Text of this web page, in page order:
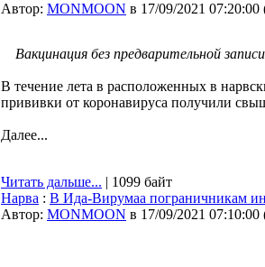
Автор: MONMOON в 17/09/2021 07:20:00
Вакцинация без предварительной
В течение лета в расположенных в
прививки от коронавируса получили
Далее...
Читать дальше... | 1099 байт
Нарва : В Ида-Вирумаа пограничникам
Автор: MONMOON в 17/09/2021 07:10:00